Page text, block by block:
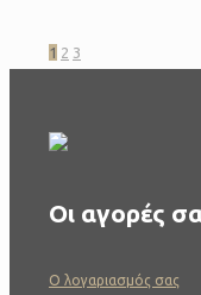
1 2 3
Οι αγορές
O λογαριασμός σας